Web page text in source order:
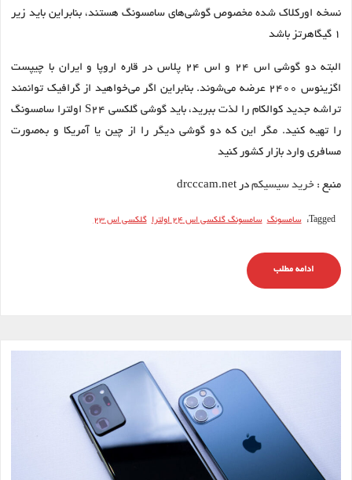
نسخه اورکلاک شده مخصوص گوشی‌های سامسونگ هستند، بنابراین باید زیر
۱ گیگاهرتز باشد
البته دو گوشی اس ۲۴ و اس ۲۴ پلاس در قاره اروپا و ایران با چیپست
اگزینوس ۲۴۰۰ عرضه می‌شوند. بنابراین اگر می‌خواهید از گرافیک توانمند
تراشه جدید کوالکام را لذت ببرید، باید گوشی گلکسی S24 اولترا سامسونگ
را تهیه کنید. مگر این که دو گوشی دیگر را از چین یا آمریکا و به‌صورت
مسافری وارد بازار کشور کنید
منبع :خرید سیسیکم در drcccam.net
Tagged: سامسونگ سامسونگ گلکسی اس ۲۴ اولترا گلکسی اس ۲۳
ادامه مطلب